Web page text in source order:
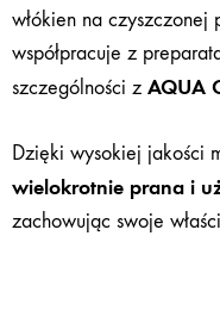
włókien na czyszczonej
współpracuje z
szczególności z AQUA
Dzięki wysokiej jakości
wielokrotnie prana i
zachowując swoje